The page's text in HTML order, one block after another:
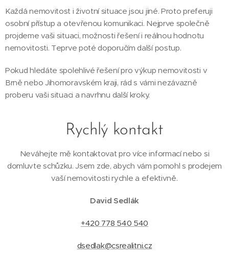
Každá nemovitost i životní situace jsou jiné. Proto preferuji
osobní přístup a otevřenou komunikaci. Nejprve společně
projdeme vaši situaci, možnosti řešení i reálnou hodnotu
nemovitosti. Teprve poté doporučím další postup.
Pokud hledáte spolehlivé řešení pro výkup nemovitosti v
Brně nebo Jihomoravském kraji, rád s vámi nezávazně
proberu vaši situaci a navrhnu další kroky.
Rychlý kontakt
Neváhejte mě kontaktovat pro více informací nebo si
domluvte schůzku. Jsem zde, abych vám pomohl s prodejem
vaší nemovitosti rychle a efektivně.
David Sedlák
+420 778 540 540
dsedlak@csrealitni.cz